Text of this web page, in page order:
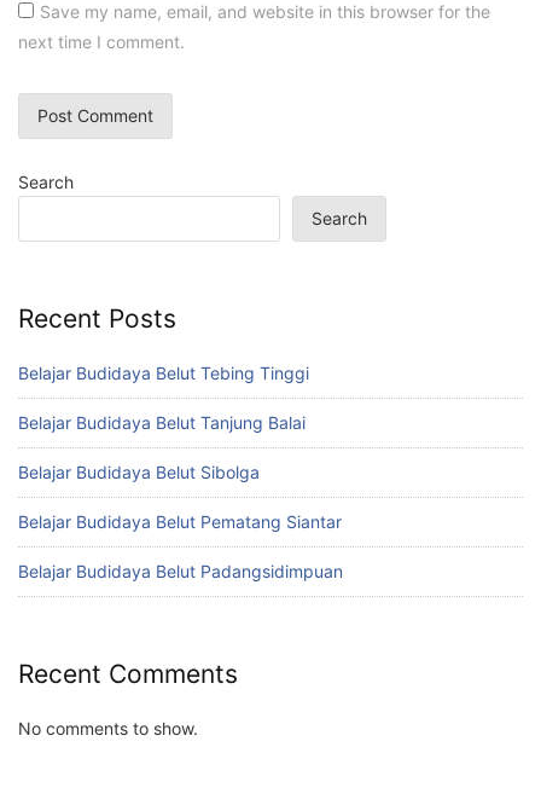
Save my name, email, and website in this browser for the
next time I comment.
Search
Search
Recent Posts
Belajar Budidaya Belut Tebing Tinggi
Belajar Budidaya Belut Tanjung Balai
Belajar Budidaya Belut Sibolga
Belajar Budidaya Belut Pematang Siantar
Belajar Budidaya Belut Padangsidimpuan
Recent Comments
No comments to show.